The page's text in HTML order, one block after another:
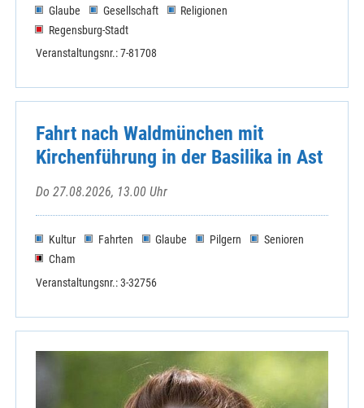
Glaube
Gesellschaft
Religionen
Regensburg-Stadt
Veranstaltungsnr.: 7-81708
Fahrt nach Waldmünchen mit
Kirchenführung in der Basilika in Ast
Do 27.08.2026, 13.00 Uhr
Kultur Fahrten Glaube Pilgern
Senioren
Cham
Veranstaltungsnr.: 3-32756